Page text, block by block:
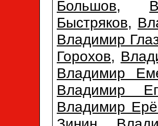
Большов,
Быстряков,
Владимир
Горохов,
Владимир
Владимир
Владимир